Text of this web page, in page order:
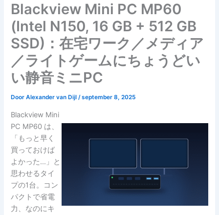
Blackview Mini PC MP60
(Intel N150, 16 GB + 512 GB
SSD)：在宅ワーク／メディア
／ライトゲームにちょうどい
い静音ミニPC
DoorAlexander van Dijl/september 8, 2025
Blackview Mini
PC MP60 は、
「もっと早く
買っておけば
よかった…」と
思わせるタイ
プの1台。コン
パクトで省電
力、なのにキ